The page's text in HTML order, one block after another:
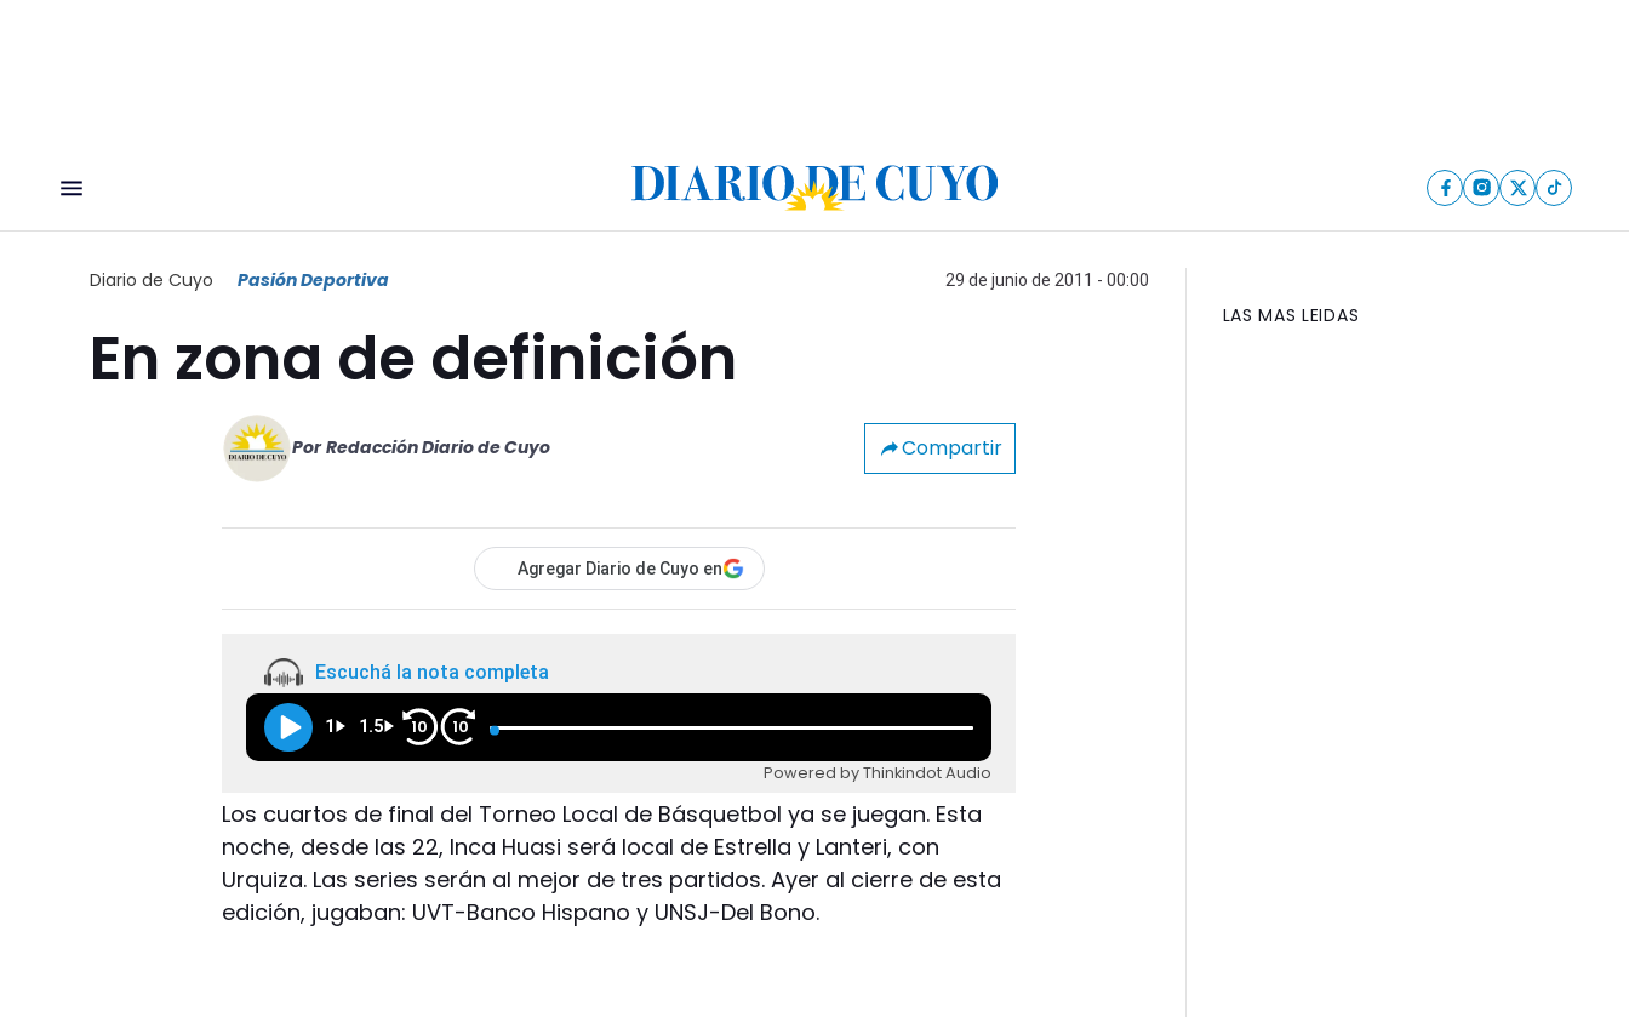
Diario de Cuyo Pasión Deportiva 29 de junio de 2011 - 00:00
En zona de definición
Por Redacción Diario de Cuyo Compartir
Agregar Diario de Cuyo en
Escuchá la nota completa
1 1.5 10 10
Powered by Thinkindot Audio
Los cuartos de final del Torneo Local de Básquetbol ya se juegan. Esta
noche, desde las 22, Inca Huasi será local de Estrella y Lanteri, con
Urquiza. Las series serán al mejor de tres partidos. Ayer al cierre de esta
edición, jugaban: UVT-Banco Hispano y UNSJ-Del Bono.
LAS MAS LEIDAS